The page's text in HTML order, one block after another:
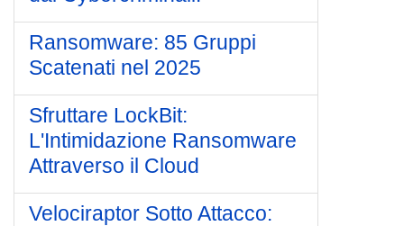
Ransomware: 85 Gruppi
Scatenati nel 2025
Sfruttare LockBit:
L'Intimidazione Ransomware
Attraverso il Cloud
Velociraptor Sotto Attacco: